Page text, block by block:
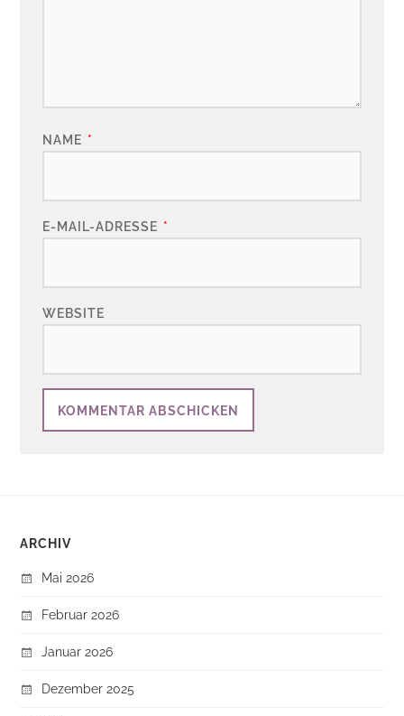
NAME *
E-MAIL-ADRESSE *
WEBSITE
ARCHIV
Mai 2026
Februar 2026
Januar 2026
Dezember 2025